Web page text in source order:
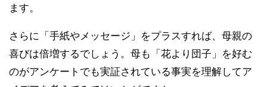
ます。
さらに「手紙やメッセージ」をプラスすれば、母親の
喜びは倍増するでしょう。母も「花より団子」を好む
のがアンケートでも実証されている事実を理解してア